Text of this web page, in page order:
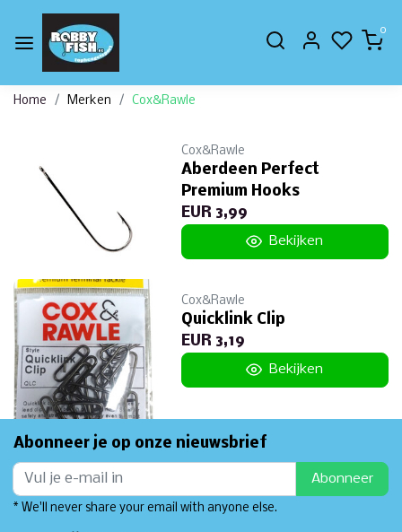
0
Home Merken Cox&Rawle
Cox&Rawle
Aberdeen Perfect
Premium Hooks
EUR 3,99
Bekijken
Cox&Rawle
Quicklink Clip
EUR 3,19
Bekijken
Abonneer je op onze nieuwsbrief
Abonneer
* We'll never share your email with anyone else.